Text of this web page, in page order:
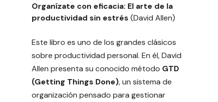
Organízate con eficacia: El arte de la
productividad sin estrés (David Allen)
Este libro es uno de los grandes clásicos
sobre productividad personal. En él, David
Allen presenta su conocido método GTD
(Getting Things Done), un sistema de
organización pensado para gestionar